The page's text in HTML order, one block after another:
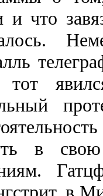
и что
тот
в